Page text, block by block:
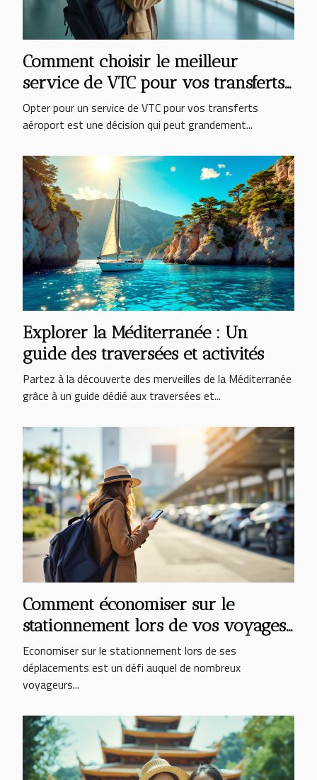
Comment choisir le meilleur
service de VTC pour vos transferts
aéroport ?
Opter pour un service de VTC pour vos transferts
aéroport est une décision qui peut grandement...
Explorer la Méditerranée : Un
guide des traversées et activités
Partez à la découverte des merveilles de la Méditerranée
grâce à un guide dédié aux traversées et...
Comment économiser sur le
stationnement lors de vos voyages
?
Economiser sur le stationnement lors de ses
déplacements est un défi auquel de nombreux
voyageurs...